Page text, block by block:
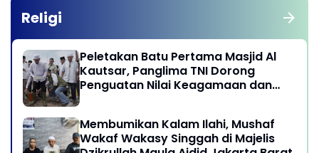
Religi
Peletakan Batu Pertama Masjid Al
Kautsar, Panglima TNI Dorong
Penguatan Nilai Keagamaan dan
Membumikan Kalam Ilahi, Mushaf
Wakaf Wakasy Singgah di Majelis